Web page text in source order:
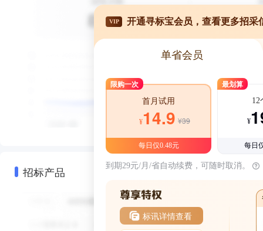
招标产品
VIP 开通寻标宝会员，查看更多招采
单省会员
限购一次
首月试用
¥14.9 ¥39
每日仅0.48元
最划算
12
¥
每日
到期29元/月/省自动续费，可随时取消。
标讯详情查看